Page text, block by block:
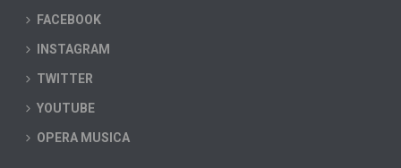
FACEBOOK
INSTAGRAM
TWITTER
YOUTUBE
OPERA MUSICA